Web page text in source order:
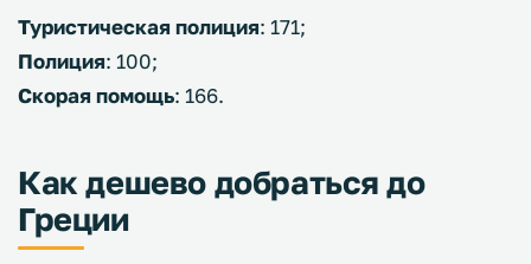
Туристическая полиция: 171;
Полиция: 100;
Скорая помощь: 166.
Как дешево добраться до
Греции